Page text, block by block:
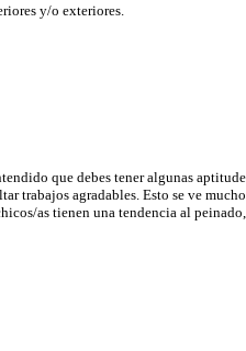
y/o exteriores.
que debes tener algunas
trabajos agradables. Esto se ve
as tienen una tendencia al